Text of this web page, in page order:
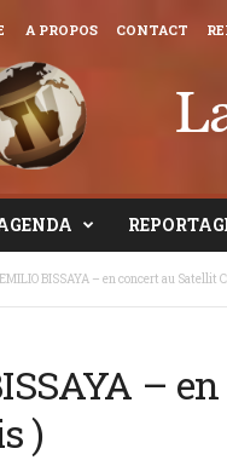
A PROPOS CONTACT
EMILIO BISSAYA – en concert au Satellit
–
)